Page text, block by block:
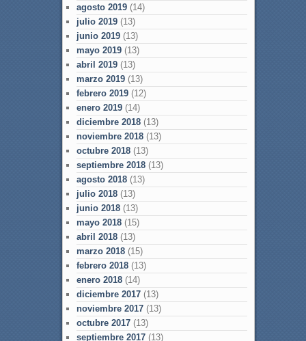
agosto 2019(14)
julio 2019(13)
junio 2019(13)
mayo 2019(13)
abril 2019(13)
marzo 2019(13)
febrero 2019(12)
enero 2019(14)
diciembre 2018(13)
noviembre 2018(13)
octubre 2018(13)
septiembre 2018(13)
agosto 2018(13)
julio 2018(13)
junio 2018(13)
mayo 2018(15)
abril 2018(13)
marzo 2018(15)
febrero 2018(13)
enero 2018(14)
diciembre 2017(13)
noviembre 2017(13)
octubre 2017(13)
septiembre 2017(13)